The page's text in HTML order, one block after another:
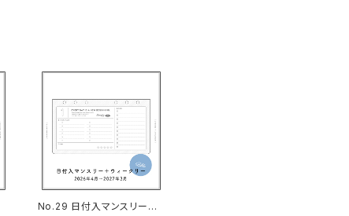
No.29 日付入マンスリー＋